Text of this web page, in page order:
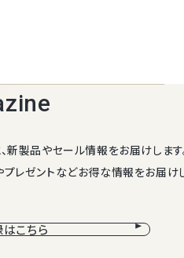
手土産 スイーツ 日持ち 常温
新製品やセール情報をお届けします
レゼントなどお得な情報をお届け
こちら